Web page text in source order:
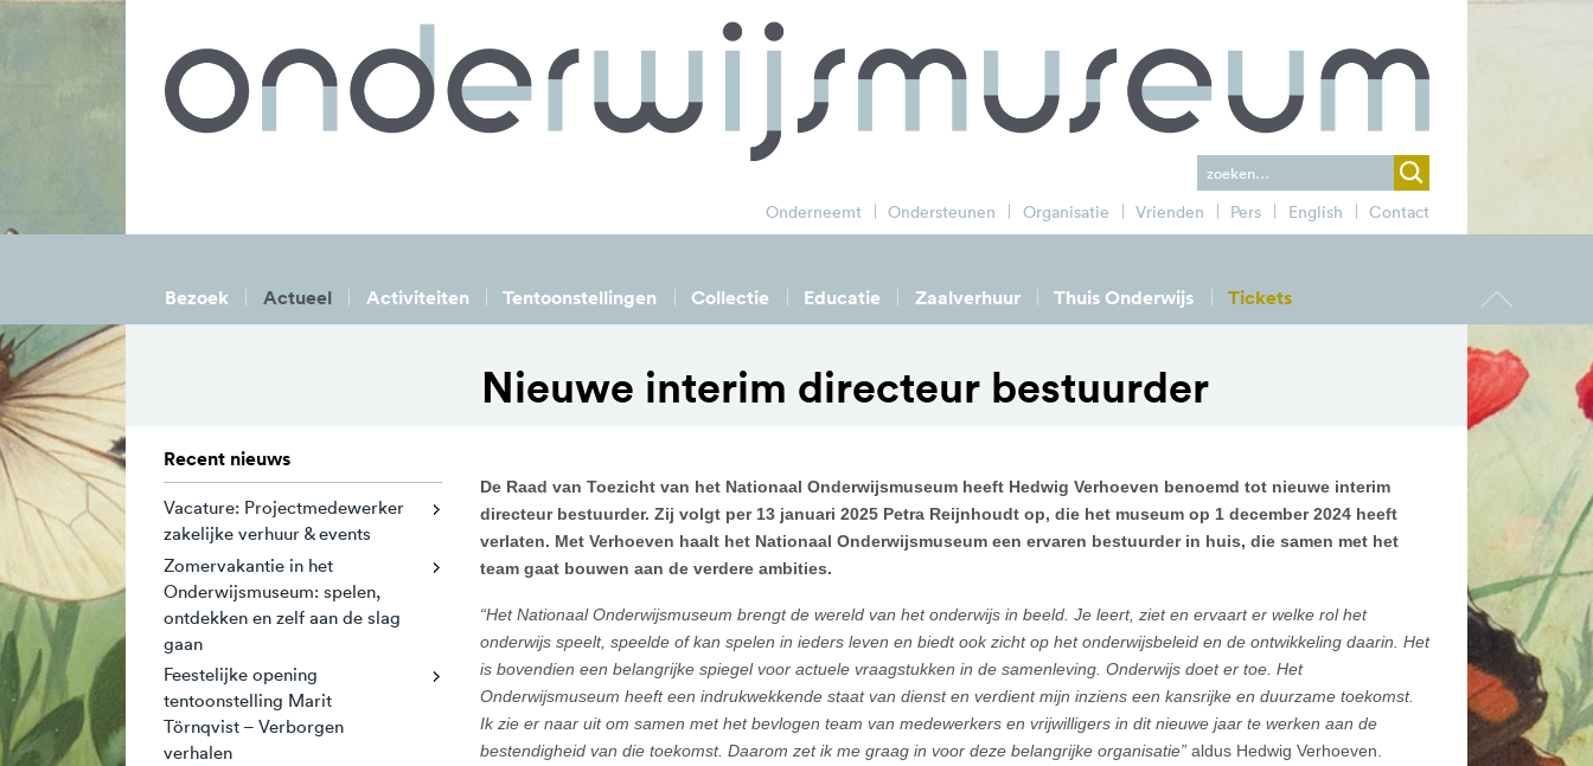
Onderneemt Ondersteunen Organisatie Vrienden Pers English Contact
Bezoek Actueel Activiteiten Tentoonstellingen Collectie Educatie Zaalverhuur Thuis Onderwijs Tickets
a
f
o
Nieuwe interim directeur bestuurder
Recent nieuws
Vacature: Projectmedewerker
zakelijke verhuur & events
Zomervakantie in het
Onderwijsmuseum: spelen,
ontdekken en zelf aan de slag
gaan
Feestelijke opening
tentoonstelling Marit
Törnqvist – Verborgen
verhalen
De Raad van Toezicht van het Nationaal Onderwijsmuseum heeft Hedwig Verhoeven benoemd tot nieuwe interim
directeur bestuurder. Zij volgt per 13 januari 2025 Petra Reijnhoudt op, die het museum op 1 december 2024 heeft
verlaten. Met Verhoeven haalt het Nationaal Onderwijsmuseum een ervaren bestuurder in huis, die samen met het
team gaat bouwen aan de verdere ambities.
“Het Nationaal Onderwijsmuseum brengt de wereld van het onderwijs in beeld. Je leert, ziet en ervaart er welke rol het
onderwijs speelt, speelde of kan spelen in ieders leven en biedt ook zicht op het onderwijsbeleid en de ontwikkeling daarin. Het
is bovendien een belangrijke spiegel voor actuele vraagstukken in de samenleving. Onderwijs doet er toe. Het
Onderwijsmuseum heeft een indrukwekkende staat van dienst en verdient mijn inziens een kansrijke en duurzame toekomst.
Ik zie er naar uit om samen met het bevlogen team van medewerkers en vrijwilligers in dit nieuwe jaar te werken aan de
bestendigheid van die toekomst. Daarom zet ik me graag in voor deze belangrijke organisatie” aldus Hedwig Verhoeven.